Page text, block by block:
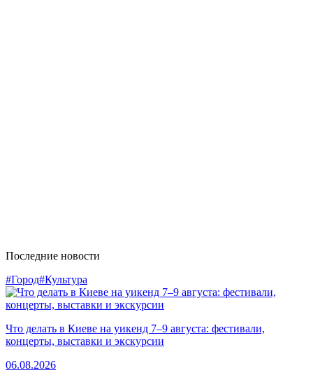
Последние новости
#Город#Культура
Что делать в Киеве на уикенд 7–9 августа: фестивали,
концерты, выставки и экскурсии
06.08.2026